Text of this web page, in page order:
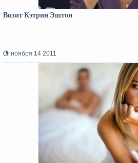
Визит Кэтрин Эштон
ноября 14 2011